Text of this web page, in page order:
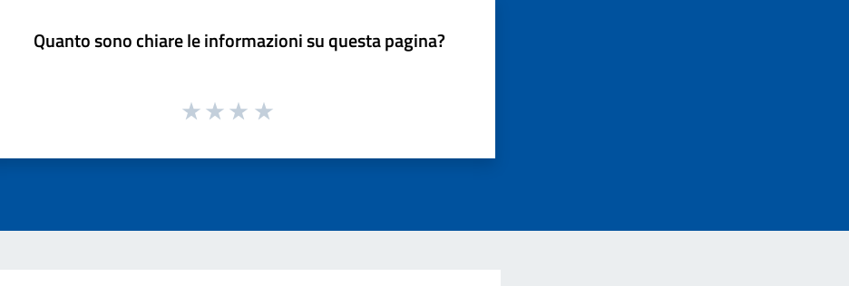
Quanto sono chiare le informazioni su questa pagina?